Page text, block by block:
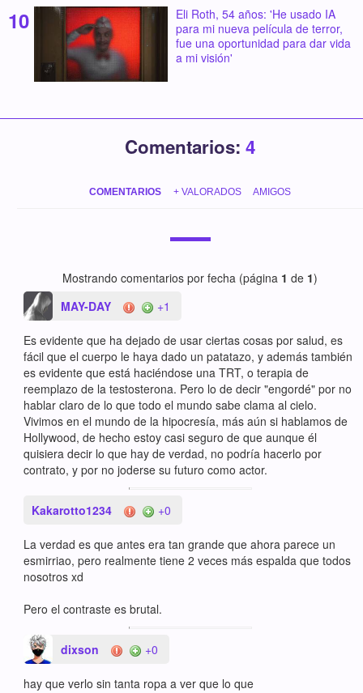
Eli Roth, 54 años: 'He usado IA
para mi nueva película de terror,
fue una oportunidad para dar vida
a mi visión'
Comentarios: 4
COMENTARIOS + VALORADOS AMIGOS
Mostrando comentarios por fecha (página 1 de 1)
MAY-DAY
+1
Es evidente que ha dejado de usar ciertas cosas por salud, es
fácil que el cuerpo le haya dado un patatazo, y además también
es evidente que está haciéndose una TRT, o terapia de
reemplazo de la testosterona. Pero lo de decir "engordé" por no
hablar claro de lo que todo el mundo sabe clama al cielo.
Vivimos en el mundo de la hipocresía, más aún si hablamos de
Hollywood, de hecho estoy casi seguro de que aunque él
quisiera decir lo que hay de verdad, no podría hacerlo por
contrato, y por no joderse su futuro como actor.
Kakarotto1234 +0
La verdad es que antes era tan grande que ahora parece un
esmirriao, pero realmente tiene 2 veces más espalda que todos
nosotros xd
Pero el contraste es brutal.
dixson +0
hay que verlo sin tanta ropa a ver que lo que